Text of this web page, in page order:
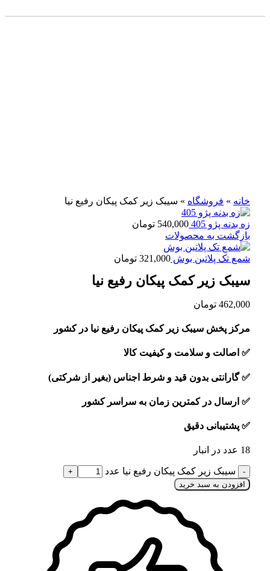
خانه » فروشگاه » سیبک زیر کمک پیکان رفیع نیا
زه بدنه پژو 405 540,000 تومان
بازگشت به محصولات
شمع تک پلاتین بوش 321,000 تومان
سیبک زیر کمک پیکان رفیع نیا
462,000 تومان
مرکز پخش سیبک زیر کمک پیکان رفیع نیا در کشور
✅ اصالت و سلامت و کیفیت کالا
✅گارانتی بدون قید و شرط اجناس (بغیر از شرکتی)
✅ ارسال در کمترین زمان به سراسر کشور
✅ پشتیبانی دقیق
18 عدد در انبار
سیبک زیر کمک پیکان رفیع نیا عدد
افزودن به سبد خرید